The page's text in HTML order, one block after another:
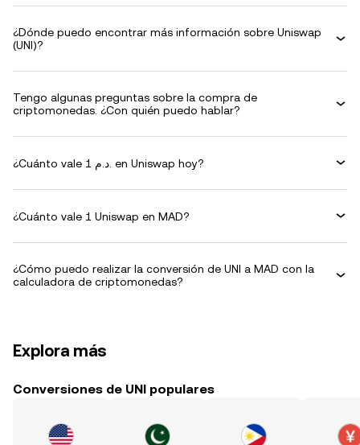
¿Dónde puedo encontrar más información sobre Uniswap
(UNI)?
Tengo algunas preguntas sobre la compra de
criptomonedas. ¿Con quién puedo hablar?
¿Cuánto vale 1 د.م. en Uniswap hoy?
¿Cuánto vale 1 Uniswap en MAD?
¿Cómo puedo realizar la conversión de UNI a MAD con la
calculadora de criptomonedas?
Explora más
Conversiones de UNI populares